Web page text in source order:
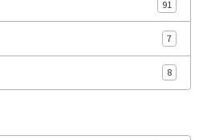
91
7
8